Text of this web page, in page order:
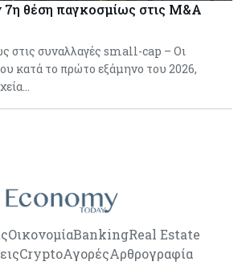
θέση παγκοσμίως στις M&A
στις συναλλαγές small-cap – Οι
κατά το πρώτο εξάμηνο του 2026,
ΟικονομίαBankingReal Estate
CryptoΑγορέςΑρθρογραφία